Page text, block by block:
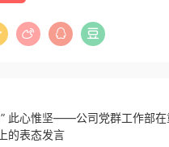
” 此心惟坚——公司党群工作部
的表态发言